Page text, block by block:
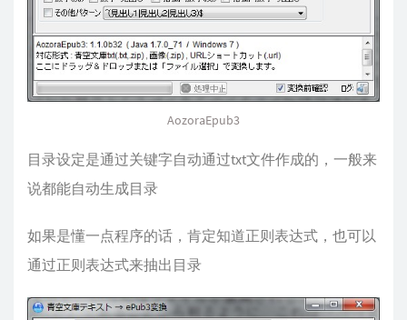
AozoraEpub3
目录设定是通过关键字自动通过txt文件作成的，一般来
说都能自动生成目录
如果是懂一点程序的话，肯定知道正则表达式，也可以
通过正则表达式来抽出目录